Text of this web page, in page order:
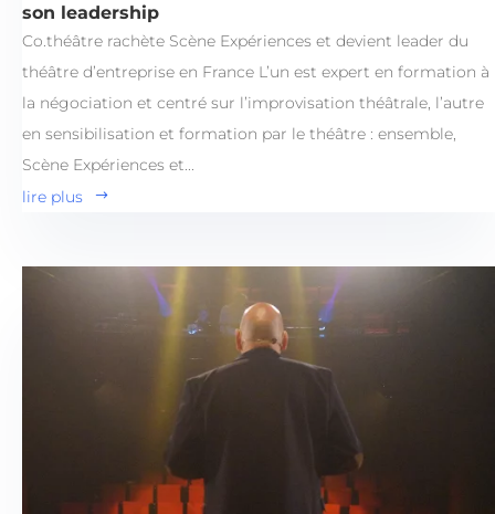
son leadership
Co.théâtre rachète Scène Expériences et devient leader du
théâtre d’entreprise en France L’un est expert en formation à
la négociation et centré sur l’improvisation théâtrale, l’autre
en sensibilisation et formation par le théâtre : ensemble,
Scène Expériences et...
lire plus